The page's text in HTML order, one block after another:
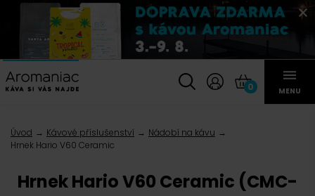
0 MENU
Úvod Kávové příslušenství
Nádobí na kávu
Hrnek Hario V60 Ceramic
Hrnek Hario V60 Ceramic (CMC-